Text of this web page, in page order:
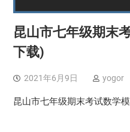
昆山市七年级期末
下载)
2021年6月9日 yogor
昆山市七年级期末考试数学